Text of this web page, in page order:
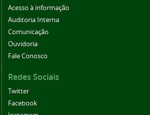
Acesso à informação
Auditoria Interna
Comunicação
Ouvidoria
Fale Conosco
Redes Sociais
Twitter
Facebook